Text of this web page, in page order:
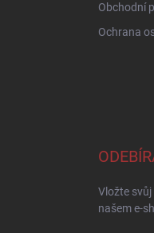
Obchodní
Ochrana
Vložte
našem e-